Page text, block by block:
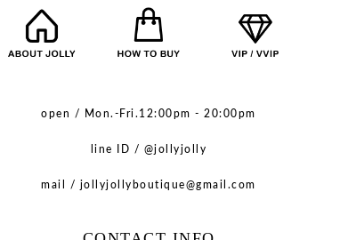
open / Mon.-Fri.12:00pm - 20:00pm
line ID / @jollyjolly
mail / jollyjollyboutique@gmail.com